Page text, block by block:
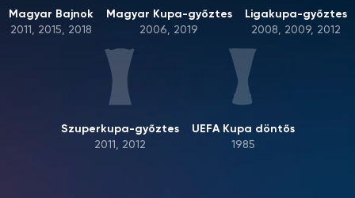
Magyar Bajnok
2011, 2015, 2018
Magyar Kupa-győztes
2006, 2019
Ligakupa-győztes
2008, 2009, 2012
Szuperkupa-győztes
2011, 2012
UEFA Kupa döntős
1985